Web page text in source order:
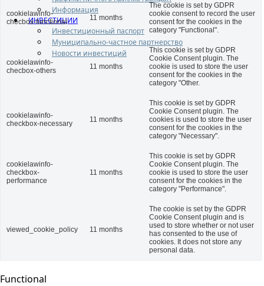
Информация
ИНВЕСТИЦИИ
Инвестиционный паспорт
Муниципально-частное партнерство
Новости инвестиций
cookielawinfo-
checbox-functional
11 months
The cookie is set by GDPR
cookie consent to record the user
consent for the cookies in the
category "Functional".
cookielawinfo-
checbox-others
11 months
This cookie is set by GDPR
Cookie Consent plugin. The
cookie is used to store the user
consent for the cookies in the
category "Other.
cookielawinfo-
checkbox-necessary
11 months
This cookie is set by GDPR
Cookie Consent plugin. The
cookies is used to store the user
consent for the cookies in the
category "Necessary".
cookielawinfo-
checkbox-
performance
11 months
This cookie is set by GDPR
Cookie Consent plugin. The
cookie is used to store the user
consent for the cookies in the
category "Performance".
viewed_cookie_policy 11 months
The cookie is set by the GDPR
Cookie Consent plugin and is
used to store whether or not user
has consented to the use of
cookies. It does not store any
personal data.
Functional